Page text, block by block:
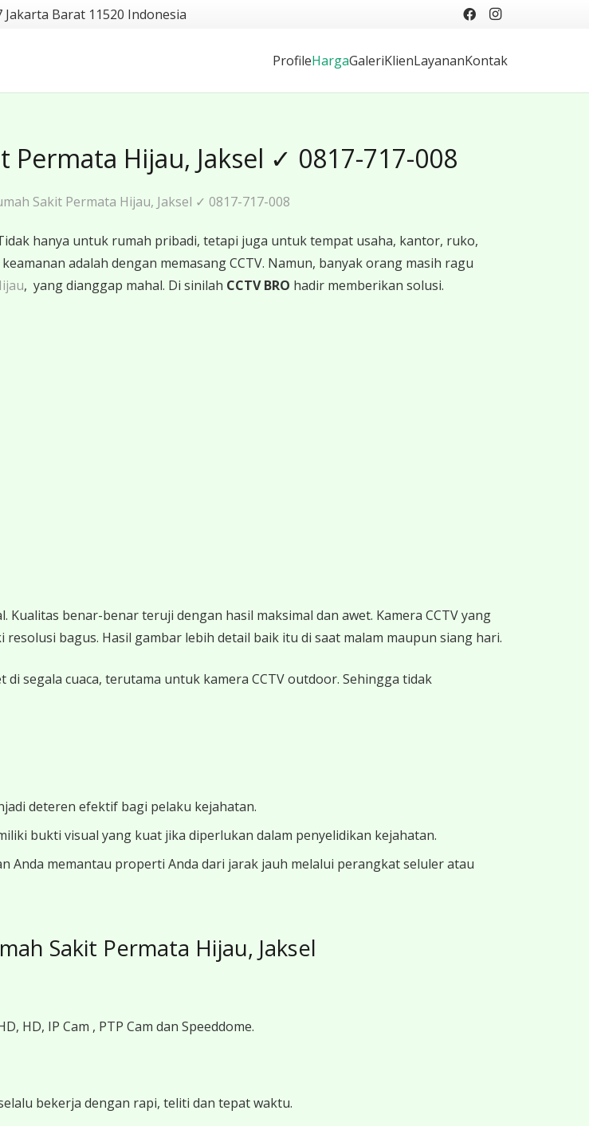
Jakarta Barat 11520 Indonesia
ProfileHargaGaleriKlienLayananKontak
Permata Hijau, Jaksel ✓ 0817-717-008
Sakit Permata Hijau, Jaksel ✓ 0817-717-008
hanya untuk rumah pribadi, tetapi juga untuk tempat usaha, kantor, ruko,
adalah dengan memasang CCTV. Namun, banyak orang masih ragu
, yang dianggap mahal. Di sinilah CCTV BRO hadir memberikan solusi.
benar-benar teruji dengan hasil maksimal dan awet. Kamera CCTV yang
bagus. Hasil gambar lebih detail baik itu di saat malam maupun siang hari.
segala cuaca, terutama untuk kamera CCTV outdoor. Sehingga tidak
deteren efektif bagi pelaku kejahatan.
bukti visual yang kuat jika diperlukan dalam penyelidikan kejahatan.
Anda memantau properti Anda dari jarak jauh melalui perangkat seluler atau
Sakit Permata Hijau, Jaksel
HD, IP Cam , PTP Cam dan Speeddome.
bekerja dengan rapi, teliti dan tepat waktu.